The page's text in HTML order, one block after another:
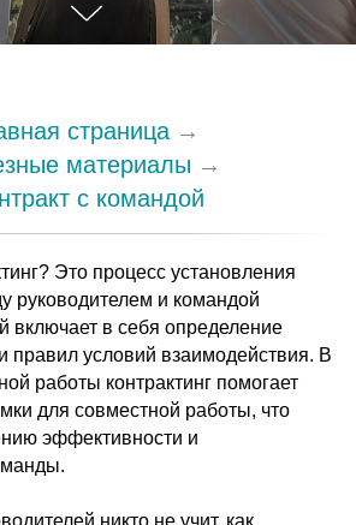
страница →
материалы →
с командой
Это процесс установления
руководителем и командой
включает в себя определение
правил условий взаимодействия. В
работы контрактинг помогает
для совместной работы, что
эффективности и